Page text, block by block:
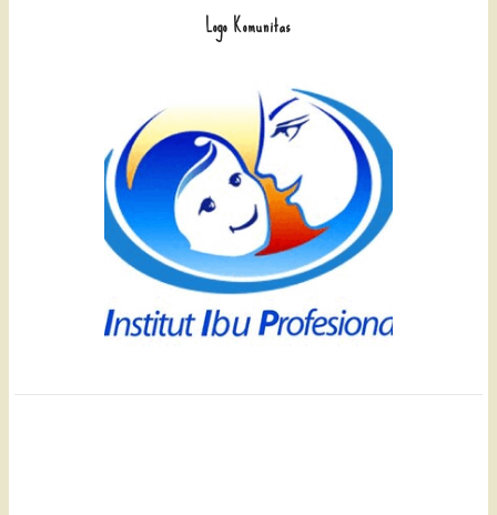
Logo Komunitas